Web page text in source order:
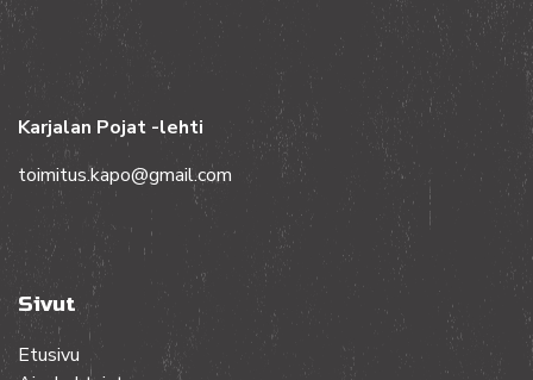
Karjalan Pojat -lehti
toimitus.kapo@gmail.com
Sivut
Etusivu